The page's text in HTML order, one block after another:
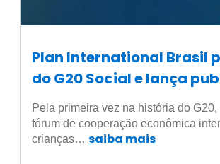
Plan International Brasil
do G20 Social e lança
inéditas
Pela primeira vez na história do G20,
fórum de cooperação econômica
crianças… saiba mais